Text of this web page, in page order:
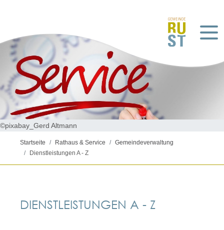
©pixabay_Gerd Altmann
Startseite Rathaus & Service
Gemeindeverwaltung
Dienstleistungen A - Z
DIENSTLEISTUNGEN A - Z